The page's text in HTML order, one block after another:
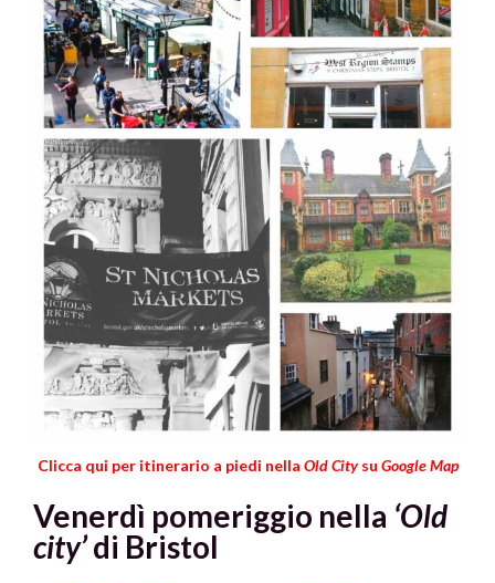
Clicca qui per itinerario a piedi nella Old Citysu Google Map
Venerdì pomeriggio nella ‘Old
city’di Bristol